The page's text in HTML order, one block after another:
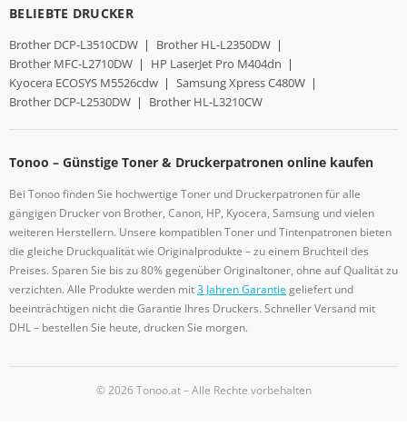
BELIEBTE DRUCKER
Brother DCP-L3510CDW | Brother HL-L2350DW |
Brother MFC-L2710DW | HP LaserJet Pro M404dn |
Kyocera ECOSYS M5526cdw | Samsung Xpress C480W |
Brother DCP-L2530DW | Brother HL-L3210CW
Tonoo – Günstige Toner & Druckerpatronen online kaufen
Bei Tonoo finden Sie hochwertige Toner und Druckerpatronen für alle
gängigen Drucker von Brother, Canon, HP, Kyocera, Samsung und vielen
weiteren Herstellern. Unsere kompatiblen Toner und Tintenpatronen bieten
die gleiche Druckqualität wie Originalprodukte – zu einem Bruchteil des
Preises. Sparen Sie bis zu 80% gegenüber Originaltoner, ohne auf Qualität zu
verzichten. Alle Produkte werden mit3 Jahren Garantiegeliefert und
beeinträchtigen nicht die Garantie Ihres Druckers. Schneller Versand mit
DHL – bestellen Sie heute, drucken Sie morgen.
© 2026 Tonoo.at – Alle Rechte vorbehalten